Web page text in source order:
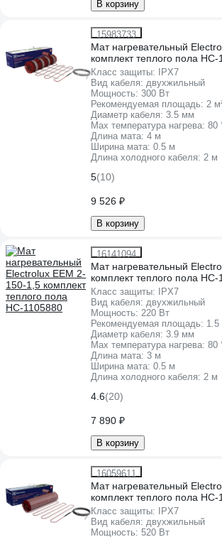
В корзину
15983733
Мат нагревательный
комплект теплого пола НС-
Класс защиты:
IPХ7
Вид кабеля: двухжильный
Мощность: 300 Вт
Рекомендуемая площадь: 2
Диаметр кабеля: 3.5 мм
Max температура нагрева: 80
Длина мата: 4 м
Ширина мата: 0.5 м
Длина холодного кабеля: 2 м
5(10)
9 526 ₽
В корзину
16141094
Мат нагревательный
комплект теплого пола НС-
Класс защиты:
IPХ7
Вид кабеля: двухжильный
Мощность: 220 Вт
Рекомендуемая площадь: 1.5
Диаметр кабеля: 3.9 мм
Max температура нагрева: 80
Длина мата: 3 м
Ширина мата: 0.5 м
Длина холодного кабеля: 2 м
4.6(20)
7 890 ₽
В корзину
16059611
Мат нагревательный
комплект теплого пола НС-
Класс защиты:
IPХ7
Вид кабеля: двухжильный
Мощность: 520 Вт